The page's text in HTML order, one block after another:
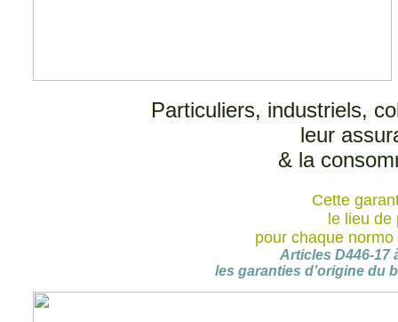
Particuliers, industriels,
leur
& la
Cette
le lieu
pour chaque
Articles D446-17
les garanties d’origine du